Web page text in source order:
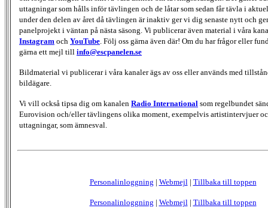
uttagningar som hålls inför tävlingen och de låtar som sedan får tävla i
under den delen av året då tävlingen är inaktiv ger vi dig senaste nytt och
panelprojekt i väntan på nästa säsong. Vi publicerar även material i våra
Instagram och YouTube. Följ oss gärna även där! Om du har frågor eller
gärna ett mejl till info@escpanelen.se
Bildmaterial vi publicerar i våra kanaler ägs av oss eller används med
bildägare.
Vi vill också tipsa dig om kanalen Radio International som regelbundet
Eurovision och/eller tävlingens olika moment, exempelvis artistintervjuer
uttagningar, som ämnesval.
Personalinloggning | Webmejl| Tillbaka till toppen
Personalinloggning | Webmejl| Tillbaka till toppen